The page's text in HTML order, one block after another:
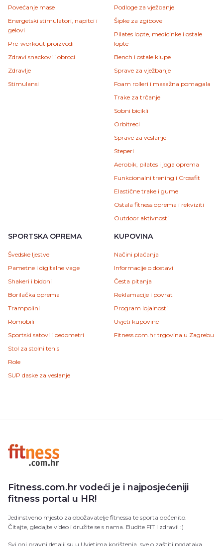
Povećanje mase
Energetski stimulatori, napitci i
gelovi
Pre-workout proizvodi
Zdravi snackovi i obroci
Zdravlje
Stimulansi
Podloge za vježbanje
Šipke za zgibove
Pilates lopte, medicinke i ostale
lopte
Bench i ostale klupe
Sprave za vježbanje
Foam rolleri i masažna pomagala
Trake za trčanje
Sobni bicikli
Orbitreci
Sprave za veslanje
Steperi
Aerobik, pilates i joga oprema
Funkcionalni trening i Crossfit
Elastične trake i gume
Ostala fitness oprema i rekviziti
Outdoor aktivnosti
SPORTSKA OPREMA
Švedske ljestve
Pametne i digitalne vage
Shakeri i bidoni
Borilačka oprema
Trampolini
Romobili
Sportski satovi i pedometri
Stol za stolni tenis
Role
SUP daske za veslanje
KUPOVINA
Načini plaćanja
Informacije o dostavi
Česta pitanja
Reklamacije i povrat
Program lojalnosti
Uvjeti kupovine
Fitness.com.hr trgovina u Zagrebu
Fitness.com.hr vodeći je i najposjećeniji
fitness portal u HR!
Jedinstveno mjesto za obožavatelje fitnessa te sporta općenito.
Čitajte, gledajte video i družite se s nama. Budite FIT i zdravi! :)
Svi oni pravni detalji su u Uvjetima korištenja , sve o zaštiti podataka